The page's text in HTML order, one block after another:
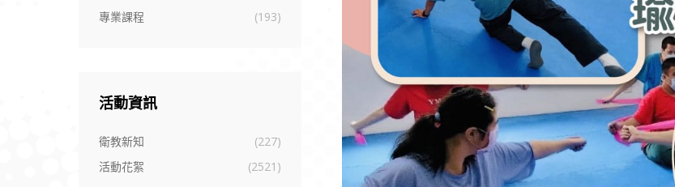
專業課程
(193)
活動資訊
衛教新知
(227)
活動花絮
(2521)